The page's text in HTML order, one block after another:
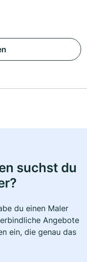
suchst du
du einen Maler
Angebote
ein, die genau das